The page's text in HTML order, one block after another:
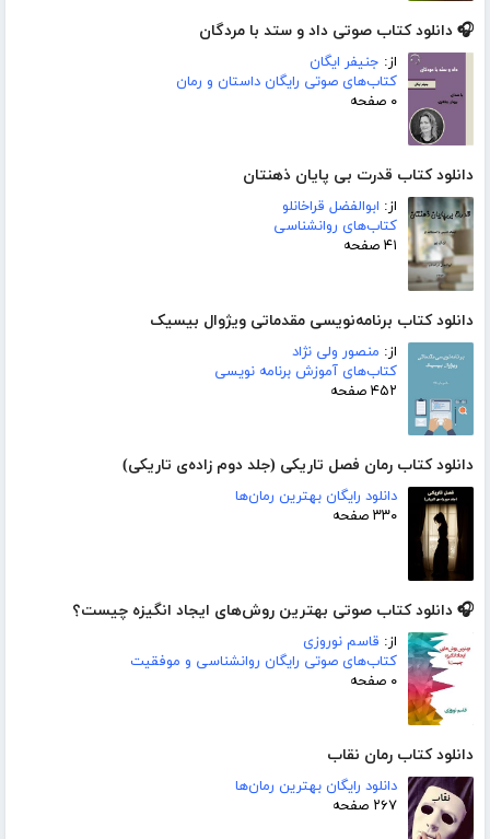
🎧 دانلود کتاب صوتی داد و ستد با مردگان
از: جنیفر ایگان
کتاب‌های صوتی رایگان داستان و رمان
۰ صفحه
دانلود کتاب قدرت بی پایان ذهنتان
از: ابوالفضل قراخانلو
کتاب‌های روانشناسی
۴۱ صفحه
دانلود کتاب برنامه‌نویسی مقدماتی ویژوال بیسیک
از: منصور ولی نژاد
کتاب‌های آموزش برنامه نویسی
۴۵۲ صفحه
دانلود کتاب رمان فصل تاریکی (جلد دوم زاده‌ی تاریکی)
دانلود رایگان بهترین رمان‌ها
۳۳۰ صفحه
🎧 دانلود کتاب صوتی بهترین روش‌های ایجاد انگیزه چیست؟
از: قاسم نوروزی
کتاب‌های صوتی رایگان روانشناسی و موفقیت
۰ صفحه
دانلود کتاب رمان نقاب
دانلود رایگان بهترین رمان‌ها
۲۶۷ صفحه